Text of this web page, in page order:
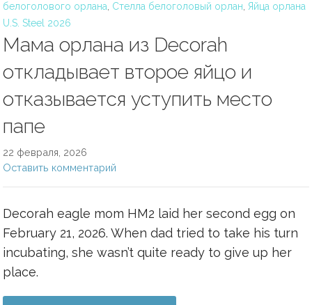
белоголового орлана Стелла белоголовый орлан Яйца орлана
U.S. Steel 2026
Мама орлана из Decorah
откладывает второе яйцо и
отказывается уступить место
папе
22 февраля, 2026
Оставить комментарий
Decorah eagle mom HM2 laid her second egg on
February 21, 2026. When dad tried to take his turn
incubating, she wasn’t quite ready to give up her
place.